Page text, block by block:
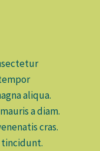
aliqua.
a diam.
cras.
tincidunt.